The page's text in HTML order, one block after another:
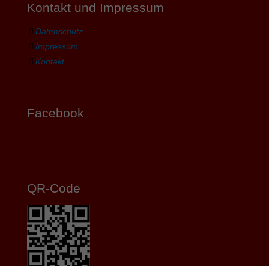
Kontakt und Impressum
Datenschutz
Impressum
Kontakt
Facebook
QR-Code